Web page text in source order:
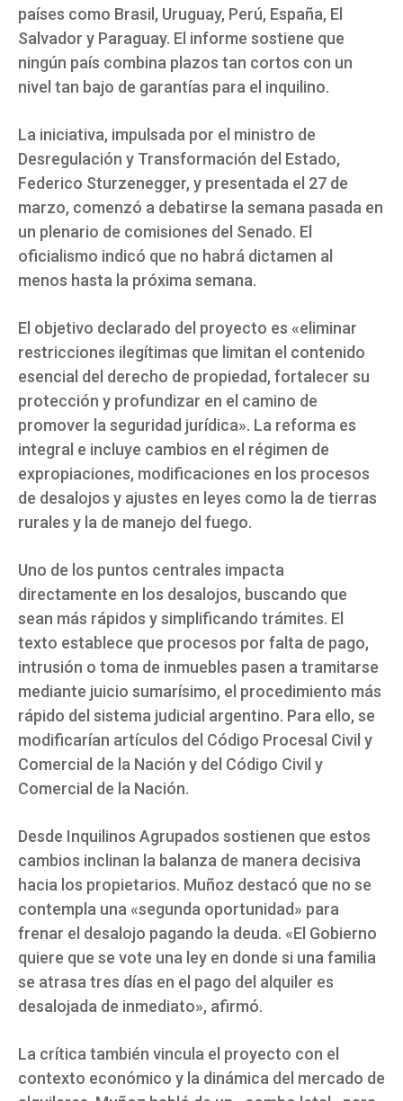
países como Brasil, Uruguay, Perú, España, El
Salvador y Paraguay. El informe sostiene que
ningún país combina plazos tan cortos con un
nivel tan bajo de garantías para el inquilino.
La iniciativa, impulsada por el ministro de
Desregulación y Transformación del Estado,
Federico Sturzenegger, y presentada el 27 de
marzo, comenzó a debatirse la semana pasada en
un plenario de comisiones del Senado. El
oficialismo indicó que no habrá dictamen al
menos hasta la próxima semana.
El objetivo declarado del proyecto es «eliminar
restricciones ilegítimas que limitan el contenido
esencial del derecho de propiedad, fortalecer su
protección y profundizar en el camino de
promover la seguridad jurídica». La reforma es
integral e incluye cambios en el régimen de
expropiaciones, modificaciones en los procesos
de desalojos y ajustes en leyes como la de tierras
rurales y la de manejo del fuego.
Uno de los puntos centrales impacta
directamente en los desalojos, buscando que
sean más rápidos y simplificando trámites. El
texto establece que procesos por falta de pago,
intrusión o toma de inmuebles pasen a tramitarse
mediante juicio sumarísimo, el procedimiento más
rápido del sistema judicial argentino. Para ello, se
modificarían artículos del Código Procesal Civil y
Comercial de la Nación y del Código Civil y
Comercial de la Nación.
Desde Inquilinos Agrupados sostienen que estos
cambios inclinan la balanza de manera decisiva
hacia los propietarios. Muñoz destacó que no se
contempla una «segunda oportunidad» para
frenar el desalojo pagando la deuda. «El Gobierno
quiere que se vote una ley en donde si una familia
se atrasa tres días en el pago del alquiler es
desalojada de inmediato», afirmó.
La crítica también vincula el proyecto con el
contexto económico y la dinámica del mercado de